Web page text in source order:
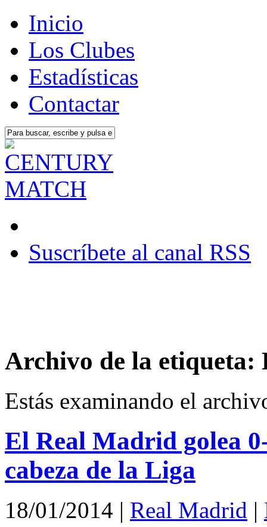
Inicio
Los Clubes
Estadísticas
Contactar
Suscríbete al canal RSS
Archivo de la etiqueta:
Estás examinando el
El Real Madrid golea
cabeza de la Liga
18/01/2014 | Real Madrid |